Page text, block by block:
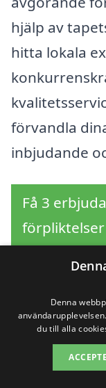
hjälp av
hitta lokala
förvandla
inbjudande
Få 3
förpliktelser
SökDenna
du till alla